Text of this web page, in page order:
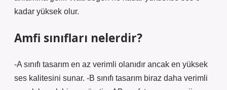
kadar yüksek olur.
Amfi sınıfları nelerdir?
-A sınıfı tasarım en az verimli olanıdır ancak en yüksek
ses kalitesini sunar. -B sınıfı tasarım biraz daha verimli